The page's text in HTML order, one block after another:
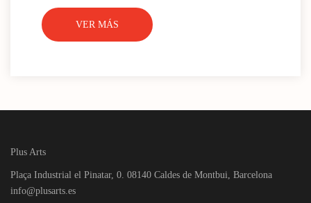
VER MÁS
Plus Arts
Plaça Industrial el Pinatar, 0. 08140 Caldes de Montbui, Barcelona
info@plusarts.es